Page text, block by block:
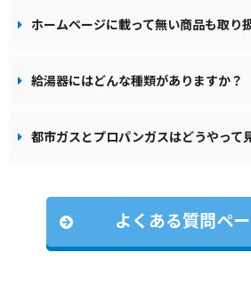
ホームページに載って無い商品も取り
給湯器にはどんな種類がありますか？
都市ガスとプロパンガスはどうやって
よくある質問ペ